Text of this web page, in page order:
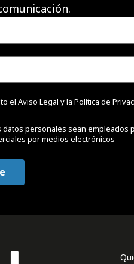
el Aviso Legal y la Política de
datos personales sean empleados
por medios electrónicos